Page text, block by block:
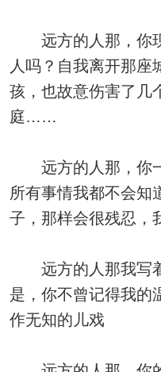
远方的人那，你现
人吗？自我离开那座
孩，也故意伤害了几
庭……
远方的人那，你一
所有事情我都不会知
子，那样会很残忍，
远方的人那我写
是，你不曾记得我的
作无知的儿戏